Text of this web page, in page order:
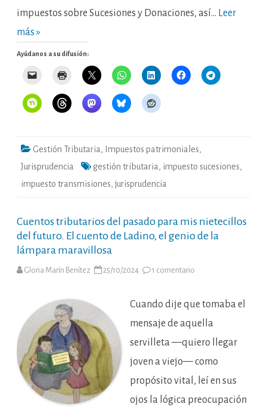
impuestos sobre Sucesiones y Donaciones, así… Leer
más »
Ayúdanos a su difusión:
Gestión Tributaria , Impuestos patrimoniales,
Jurisprudencia
gestión tributaria , impuesto sucesiones,
impuesto transmisiones,jurisprudencia
Cuentos tributarios del pasado para mis nietecillos
del futuro. El cuento de Ladino, el genio de la
lámpara maravillosa
Gloria Marín Benítez 25/10/2024 1 comentario
pasado
mis
nietecillos
futuro.
cuento
Ladino,
el
de
Cuando dije que tomaba el
mensaje de aquella
servilleta —quiero llegar
joven a viejo— como
propósito vital, leí en sus
ojos la lógica preocupación